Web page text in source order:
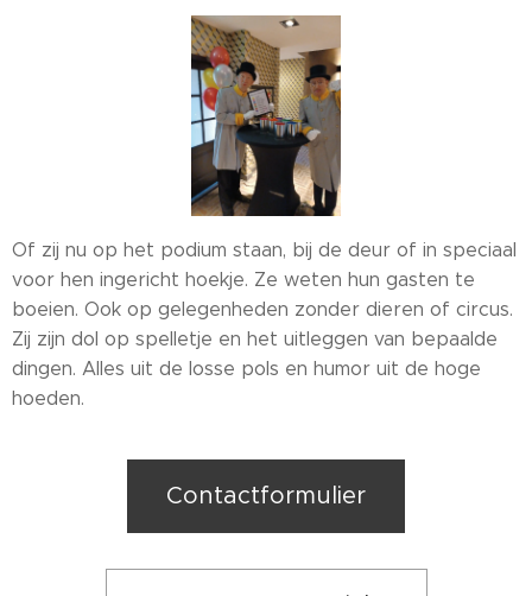
Of zij nu op het podium staan, bij de deur of in speciaal
voor hen ingericht hoekje. Ze weten hun gasten te
boeien. Ook op gelegenheden zonder dieren of circus.
Zij zijn dol op spelletje en het uitleggen van bepaalde
dingen. Alles uit de losse pols en humor uit de hoge
hoeden.
Contactformulier